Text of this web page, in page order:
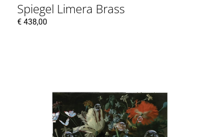
Spiegel Limera Brass
€ 438,00